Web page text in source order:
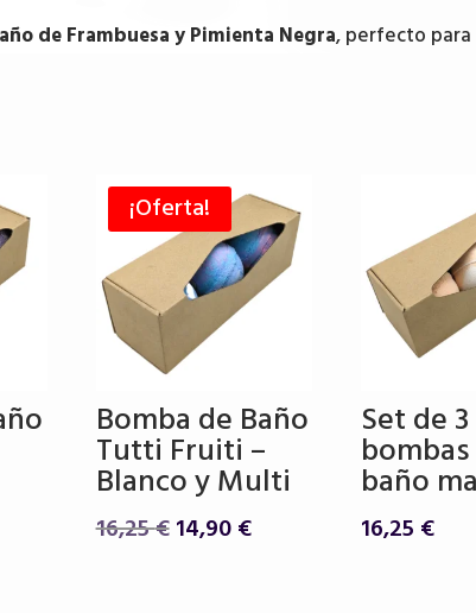
de Frambuesa y Pimienta Negra, perfecto
¡Oferta!
Bomba de Baño
Tutti Fruiti –
Blanco y Multi
16,25€ El
14,90€El
Set de 3
baño
16,25 €